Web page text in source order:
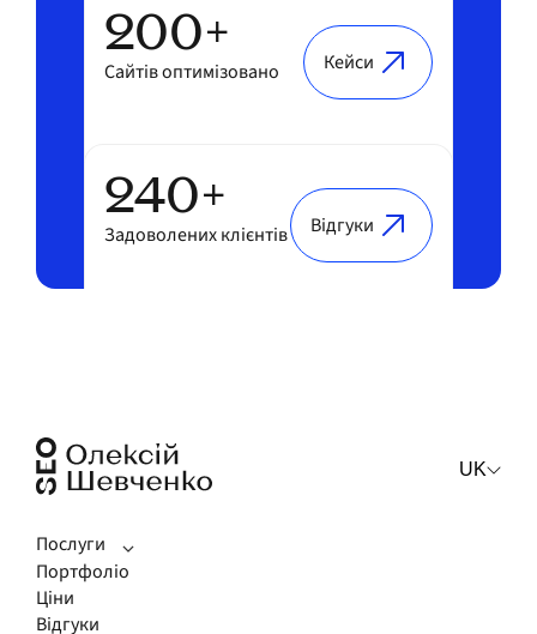
200+
Сайтів оптимізовано Кейси
240+
Задоволених клієнтів Відгуки
UK
Послуги
Портфоліо
Ціни
Відгуки